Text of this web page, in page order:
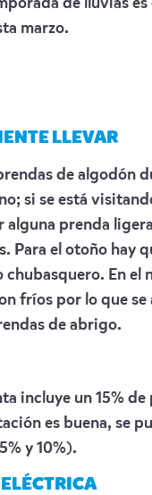
de lluvias es
marzo.
LLEVAR
de algodón
si se está
alguna prenda
Para el otoño hay
chubasquero. En el
fríos por lo que se
de abrigo.
incluye un 15%
es buena, se
y 10%).